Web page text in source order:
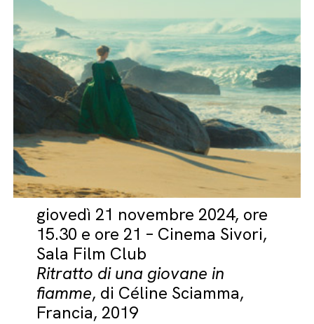
giovedì 21 novembre 2024, ore
15.30 e ore 21 – Cinema Sivori,
Sala Film Club
Ritratto di una giovane in
fiamme, di Céline Sciamma,
Francia, 2019